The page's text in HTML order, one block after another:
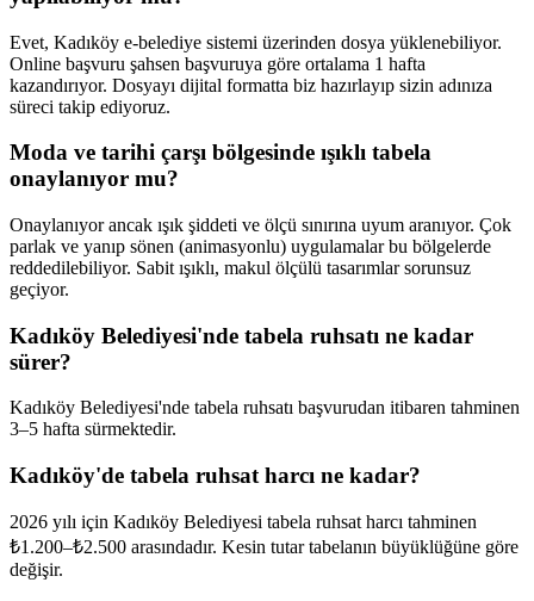
Evet, Kadıköy e-belediye sistemi üzerinden dosya yüklenebiliyor.
Online başvuru şahsen başvuruya göre ortalama 1 hafta
kazandırıyor. Dosyayı dijital formatta biz hazırlayıp sizin adınıza
süreci takip ediyoruz.
Moda ve tarihi çarşı bölgesinde ışıklı tabela
onaylanıyor mu?
Onaylanıyor ancak ışık şiddeti ve ölçü sınırına uyum aranıyor. Çok
parlak ve yanıp sönen (animasyonlu) uygulamalar bu bölgelerde
reddedilebiliyor. Sabit ışıklı, makul ölçülü tasarımlar sorunsuz
geçiyor.
Kadıköy Belediyesi'nde tabela ruhsatı ne kadar
sürer?
Kadıköy Belediyesi'nde tabela ruhsatı başvurudan itibaren tahminen
3–5 hafta sürmektedir.
Kadıköy'de tabela ruhsat harcı ne kadar?
2026 yılı için Kadıköy Belediyesi tabela ruhsat harcı tahminen
₺1.200–₺2.500 arasındadır. Kesin tutar tabelanın büyüklüğüne göre
değişir.